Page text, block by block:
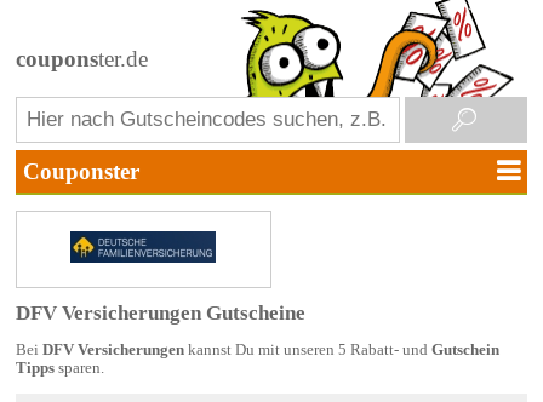
couponster.de
DFV Versicherungen Gutscheine
Bei DFV Versicherungenkannst Du mit unseren 5 Rabatt- und Gutschein
Tippssparen.